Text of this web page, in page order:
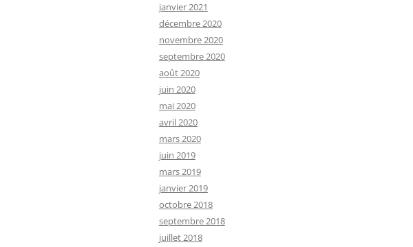
janvier 2021
décembre 2020
novembre 2020
septembre 2020
août 2020
juin 2020
mai 2020
avril 2020
mars 2020
juin 2019
mars 2019
janvier 2019
octobre 2018
septembre 2018
juillet 2018